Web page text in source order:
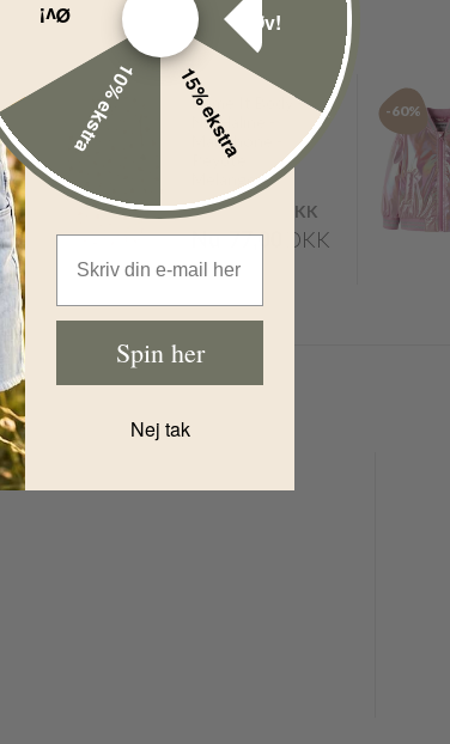
Name It Body -
NbfHaline -
Mariehøne -
Peyote
Melange
Før129,00 DKK
Nu77,00 DKK
-60%
Øv!
15% ekstra
10% ekstra
Øv!
Spin her
Nej tak